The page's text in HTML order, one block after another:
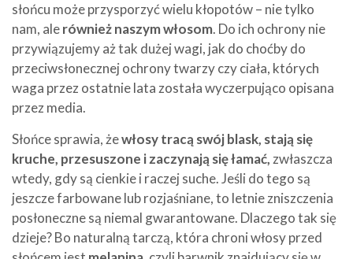
słońcu może przysporzyć wielu kłopotów – nie tylko
nam, alerównież naszym włosom. Do ich ochrony nie
przywiązujemy aż tak dużej wagi, jak do choćby do
przeciwsłonecznej ochrony twarzy czy ciała, których
waga przez ostatnie lata została wyczerpująco opisana
przez media.
Słońce sprawia, żewłosy tracą swój blask, stają się
kruche, przesuszone i zaczynają się łamać,zwłaszcza
wtedy, gdy są cienkie i raczej suche. Jeśli do tego są
jeszcze farbowane lub rozjaśniane, to letnie zniszczenia
posłoneczne są niemal gwarantowane. Dlaczego tak się
dzieje? Bo naturalną tarczą, która chroni włosy przed